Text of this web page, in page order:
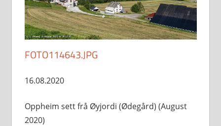
FOTO114643.JPG
16.08.2020
Oppheim sett frå Øyjordi (Ødegård) (August
2020)